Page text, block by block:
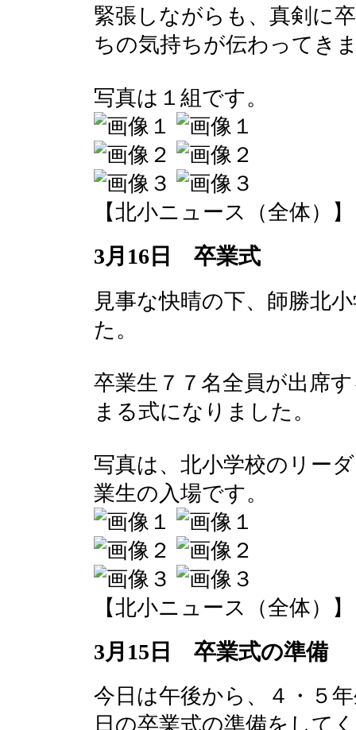
緊張しながらも、真剣に
ちの気持ちが伝わってき
写真は１組です。
【北小ニュース（全体）
3月16日 卒業式
見事な快晴の下、師勝北
た。
卒業生７７名全員が出席
まる式になりました。
写真は、北小学校のリー
業生の入場です。
【北小ニュース（全体）
3月15日 卒業式の準備
今日は午後から、４・５
日の卒業式の準備をして